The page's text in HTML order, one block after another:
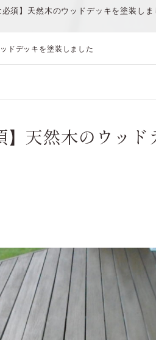
必須】天然木のウッドデッキを塗装しま
ドデッキを塗装しました
】天然木のウッド